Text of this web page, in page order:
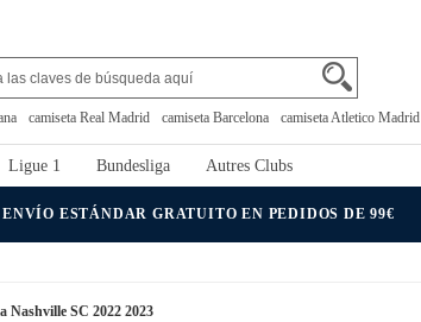
camiseta Real Madrid camiseta Barcelona camiseta Atletico Madrid
Ligue 1 Bundesliga Autres Clubs
ENVÍO ESTÁNDAR GRATUITO EN PEDIDOS DE 99€
Nashville SC 2022 2023